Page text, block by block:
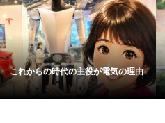
これからの時代の主役が電気の理由